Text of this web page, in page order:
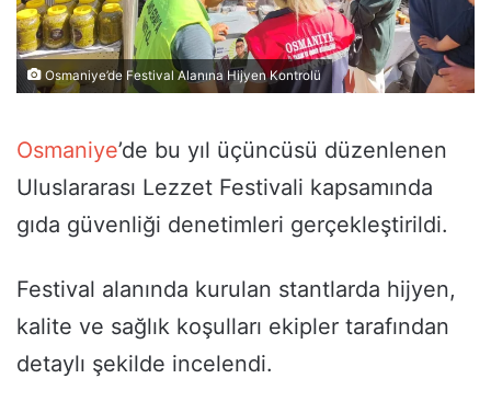
Osmaniye’de Festival Alanına Hijyen Kontrolü
Osmaniye’de bu yıl üçüncüsü düzenlenen
Uluslararası Lezzet Festivali kapsamında
gıda güvenliği denetimleri gerçekleştirildi.
Festival alanında kurulan stantlarda hijyen,
kalite ve sağlık koşulları ekipler tarafından
detaylı şekilde incelendi.